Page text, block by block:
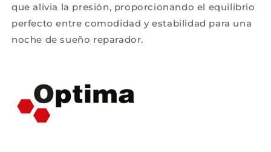
que alivia la presión, proporcionando el equilibrio
perfecto entre comodidad y estabilidad para una
noche de sueño reparador.